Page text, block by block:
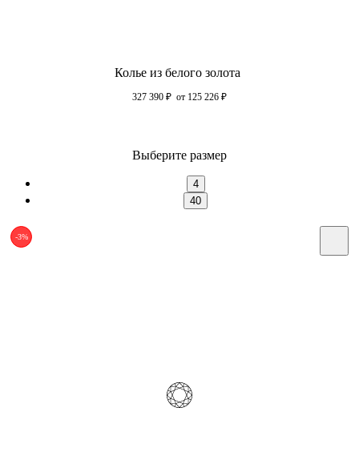
Колье из белого золота
327 390 ₽ от 125 226 ₽
Выберите размер
4
40
-3%